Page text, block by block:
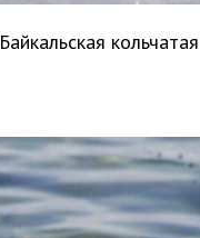
Байкальская